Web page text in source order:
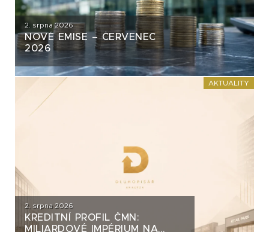
2. srpna 2026
NOVÉ EMISE – ČERVENEC
2026
AKTUALITY
2. srpna 2026
KREDITNÍ PROFIL ČMN:
MILIARDOVÉ IMPÉRIUM NA